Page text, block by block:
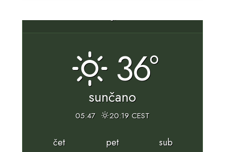
36°
sunčano
05:47 20:19 CEST
čet pet
sub